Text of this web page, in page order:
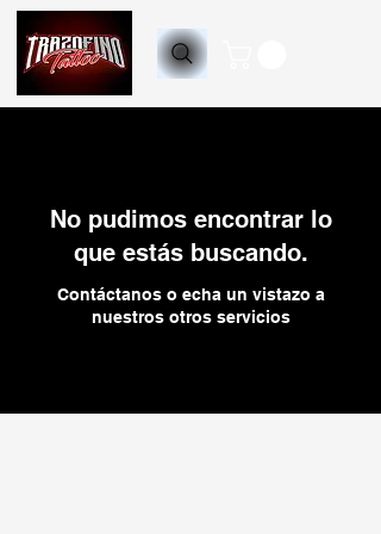
No pudimos encontrar lo
que estás buscando.
Contáctanos o echa un vistazo a
nuestros otros servicios